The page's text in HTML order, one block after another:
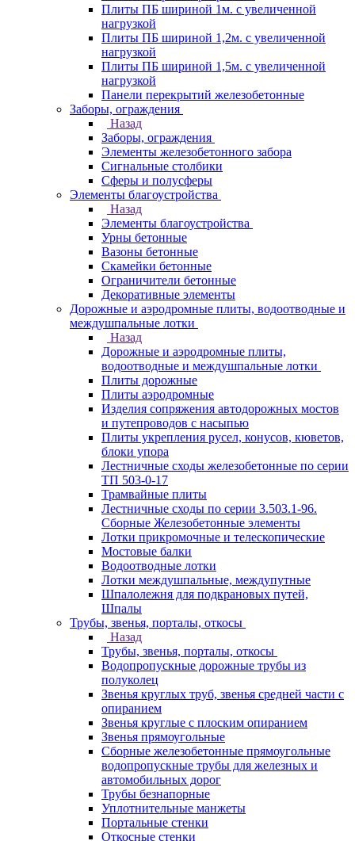
Плиты ПБ шириной 1м. с увеличенной
нагрузкой
Плиты ПБ шириной 1,2м. с увеличенной
нагрузкой
Плиты ПБ шириной 1,5м. с увеличенной
нагрузкой
Панели перекрытий железобетонные
Заборы, ограждения
Назад
Заборы, ограждения
Элементы железобетонного забора
Сигнальные столбики
Сферы и полусферы
Элементы благоустройства
Назад
Элементы благоустройства
Урны бетонные
Вазоны бетонные
Скамейки бетонные
Ограничители бетонные
Декоративные элементы
Дорожные и аэродромные плиты, водоотводные и
междушпальные лотки
Назад
Дорожные и аэродромные плиты,
водоотводные и междушпальные лотки
Плиты дорожные
Плиты аэродромные
Изделия сопряжения автодорожных мостов
и путепроводов с насыпью
Плиты укрепления русел, конусов, кюветов,
блоки упора
Лестничные сходы железобетонные по серии
ТП 503-0-17
Трамвайные плиты
Лестничные сходы по серии 3.503.1-96.
Сборные Железобетонные элементы
Лотки прикромочные и телескопические
Мостовые балки
Водоотводные лотки
Лотки междушпальные, междупутные
Шпалолежня для подкрановых путей,
Шпалы
Трубы, звенья, порталы, откосы
Назад
Трубы, звенья, порталы, откосы
Водопропускные дорожные трубы из
полуколец
Звенья круглых труб, звенья средней части с
опиранием
Звенья круглые с плоским опиранием
Звенья прямоугольные
Сборные железобетонные прямоугольные
водопропускные трубы для железных и
автомобильных дорог
Трубы безнапорные
Уплотнительные манжеты
Портальные стенки
Откосные стенки